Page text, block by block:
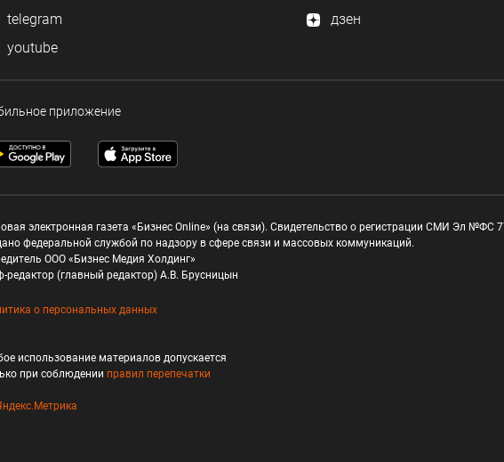
telegram
дзен
youtube
приложение
электронная газета «Бизнес Online» (на связи). Свидетельство о регистрации СМИ Эл №ФС
федеральной службой по надзору в сфере связи и массовых коммуникаций.
ООО «Бизнес Медия Холдинг»
редактор (главный редактор) А.В. Брусницын
о персональных данных
использование материалов допускается
при соблюдении правил перепечатки